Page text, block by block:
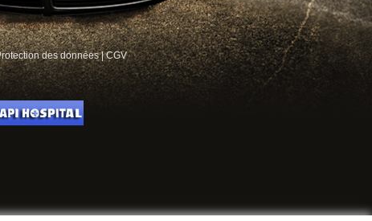
des données|CGV